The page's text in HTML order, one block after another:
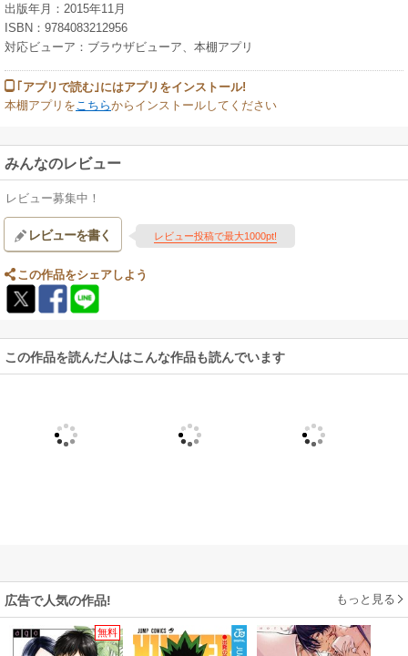
出版年月：2015年11月
ISBN：9784083212956
対応ビューア：ブラウザビューア、本棚アプリ
｢アプリで読む｣にはアプリをインストール!
本棚アプリを こちらからインストールしてください
みんなのレビュー
レビュー募集中！
レビューを書く レビュー投稿で最大1000pt!
この作品をシェアしよう
この作品を読んだ人はこんな作品も読んでいます
広告で人気の作品! もっと見る
無料